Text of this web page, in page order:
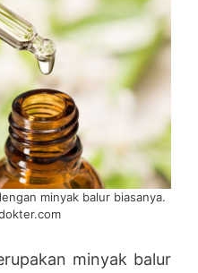
minyak balur biasanya.
minyak balur